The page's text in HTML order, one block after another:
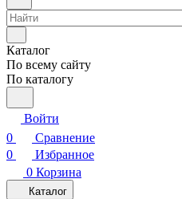
Каталог
По всему сайту
По каталогу
Войти
0
Сравнение
0
Избранное
0 Корзина
Каталог